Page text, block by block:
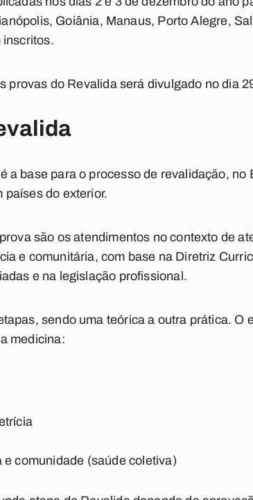
Goiânia, Manaus, Porto Alegre,
inscritos.
provas do Revalida será divulgado no dia
a base para o processo de revalidação,
países do exterior.
são os atendimentos no contexto de
e comunitária, com base na Diretriz
e na legislação profissional.
sendo uma teórica a outra prática. O
medicina:
e comunidade (saúde coletiva)